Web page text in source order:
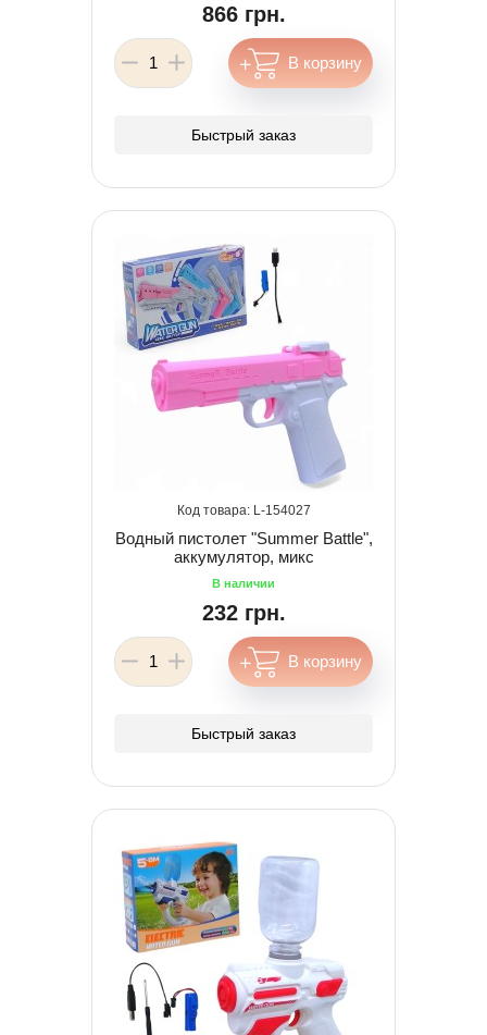
866 грн.
Быстрый заказ
154027
Водный пистолет "Summer Battle",
аккумулятор, микс
232 грн.
Быстрый заказ